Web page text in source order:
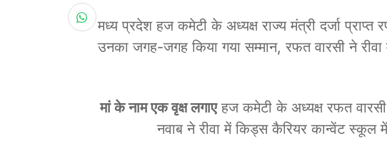
मध्य प्रदेश हज कमेटी के अध्यक्ष राज्य मंत्री दर्जा प्राप्त
उनका जगह-जगह किया गया सम्मान, रफत वारसी ने
मां के नाम एक वृक्ष लगाएहज कमेटी के अध्यक्ष रफत
नवाब ने रीवा में किड्स कैरियर कान्वेंट स्कूल